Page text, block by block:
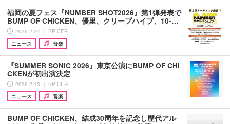
福岡の夏フェス『NUMBER SHOT2026』第1弾発表で
BUMP OF CHICKEN、優里、クリープハイプ、10-…
2026.2.24 ｜ SPICER
ニュース
音楽
『SUMMER SONIC 2026』東京公演にBUMP OF CHI
CKENが初出演決定
2026.2.13 ｜ SPICER
ニュース
音楽
BUMP OF CHICKEN、結成30周年を記念し歴代アル